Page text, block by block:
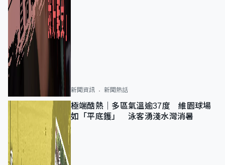
新聞資訊 新聞熱話
極端酷熱｜多區氣溫逾37度 維園球場
如「平底鑊」 泳客湧淺水灣消暑